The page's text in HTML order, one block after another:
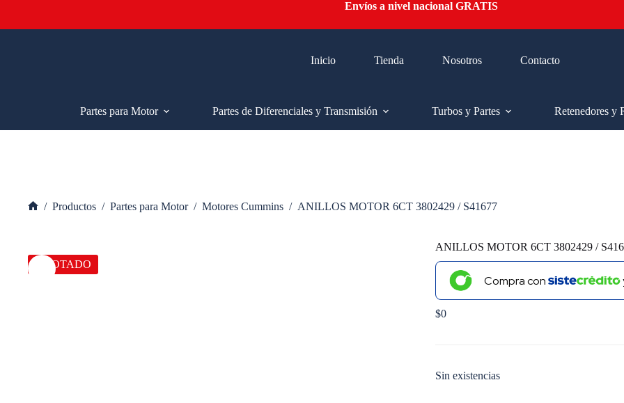
contenido
Envíos a nivel nacional GRATIS
Inicio Tienda Nosotros Contacto
Partes para Motor
Partes de Diferenciales y Transmisión Turbos y Partes Retenedores y
/ Productos / Partes para Motor / Motores Cummins / ANILLOS MOTOR 6CT 3802429 / S41677
AGOTADO
ANILLOS MOTOR 6CT 3802429 /
Compra con
$0
Sin existencias